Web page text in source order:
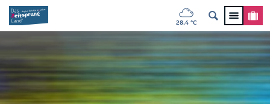
28,4 °C